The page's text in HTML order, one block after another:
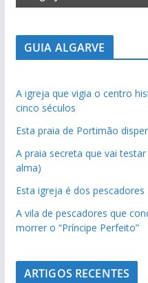
GUIA ALGARVE
A igreja que vigia o centro
cinco séculos
Esta praia de Portimão
A praia secreta que vai
alma)
Esta igreja é dos pescadores
A vila de pescadores que
morrer o “Príncipe Perfeito”
ARTIGOS RECENTES